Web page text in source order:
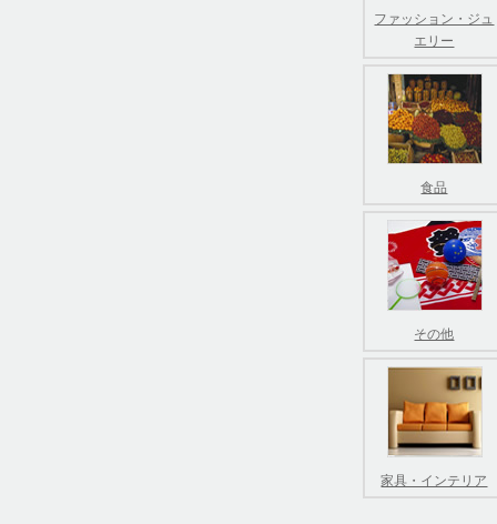
ファッション・ジュ
エリー
食品
その他
家具・インテリア